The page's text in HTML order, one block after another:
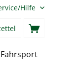
Hilfe
Fahrsport